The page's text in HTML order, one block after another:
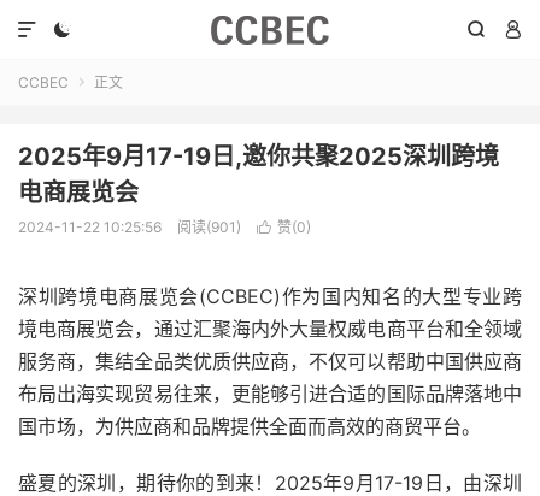
  

CCBEC  正文
2025年9月17-19日,邀你共聚2025深圳跨境
电商展览会
2024-11-22 10:25:56 阅读(901)  赞(0)
深圳跨境电商展览会(CCBEC)作为国内知名的大型专业跨
境电商展览会，通过汇聚海内外大量权威电商平台和全领域
服务商，集结全品类优质供应商，不仅可以帮助中国供应商
布局出海实现贸易往来，更能够引进合适的国际品牌落地中
国市场，为供应商和品牌提供全面而高效的商贸平台。
盛夏的深圳，期待你的到来！2025年9月17-19日，由深圳